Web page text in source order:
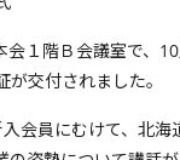
１階Ｂ会議室で、
交付されました。
会員にむけて、北海